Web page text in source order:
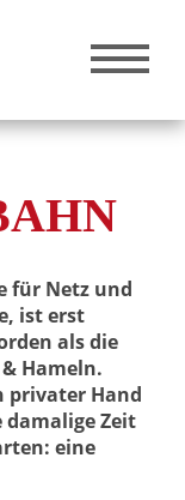
für Netz und
ist erst
als die
Hameln.
privater Hand
Zeit
eine